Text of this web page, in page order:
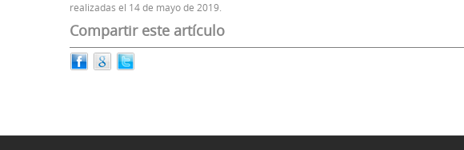
realizadas el 14 de mayo de 2019.
Compartir este artículo